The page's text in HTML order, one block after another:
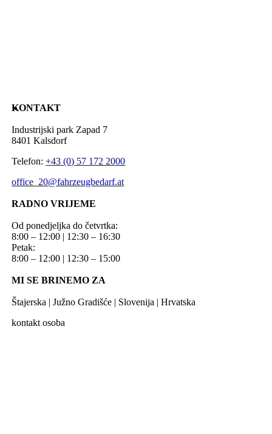
KONTAKT
Industrijski park Zapad 7
8401 Kalsdorf
Telefon:+43 (0) 57 172 2000
office_20@fahrzeugbedarf.at
RADNO VRIJEME
Od ponedjeljka do četvrtka:
8:00 – 12:00 | 12:30 – 16:30
Petak:
8:00 – 12:00 | 12:30 – 15:00
MI SE BRINEMO ZA
Štajerska | Južno Gradišće | Slovenija | Hrvatska
kontakt osoba